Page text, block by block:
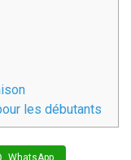
les débutants